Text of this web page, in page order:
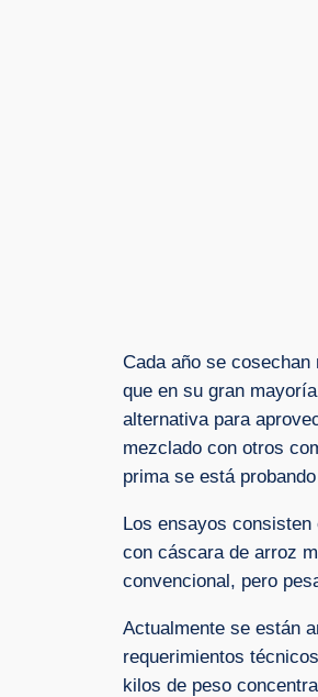
Cada año se
que en su gran
alternativa para
mezclado con otros
prima se está
Los ensayos
con cáscara de arroz
convencional, pero
Actualmente se están
requerimientos
kilos de peso